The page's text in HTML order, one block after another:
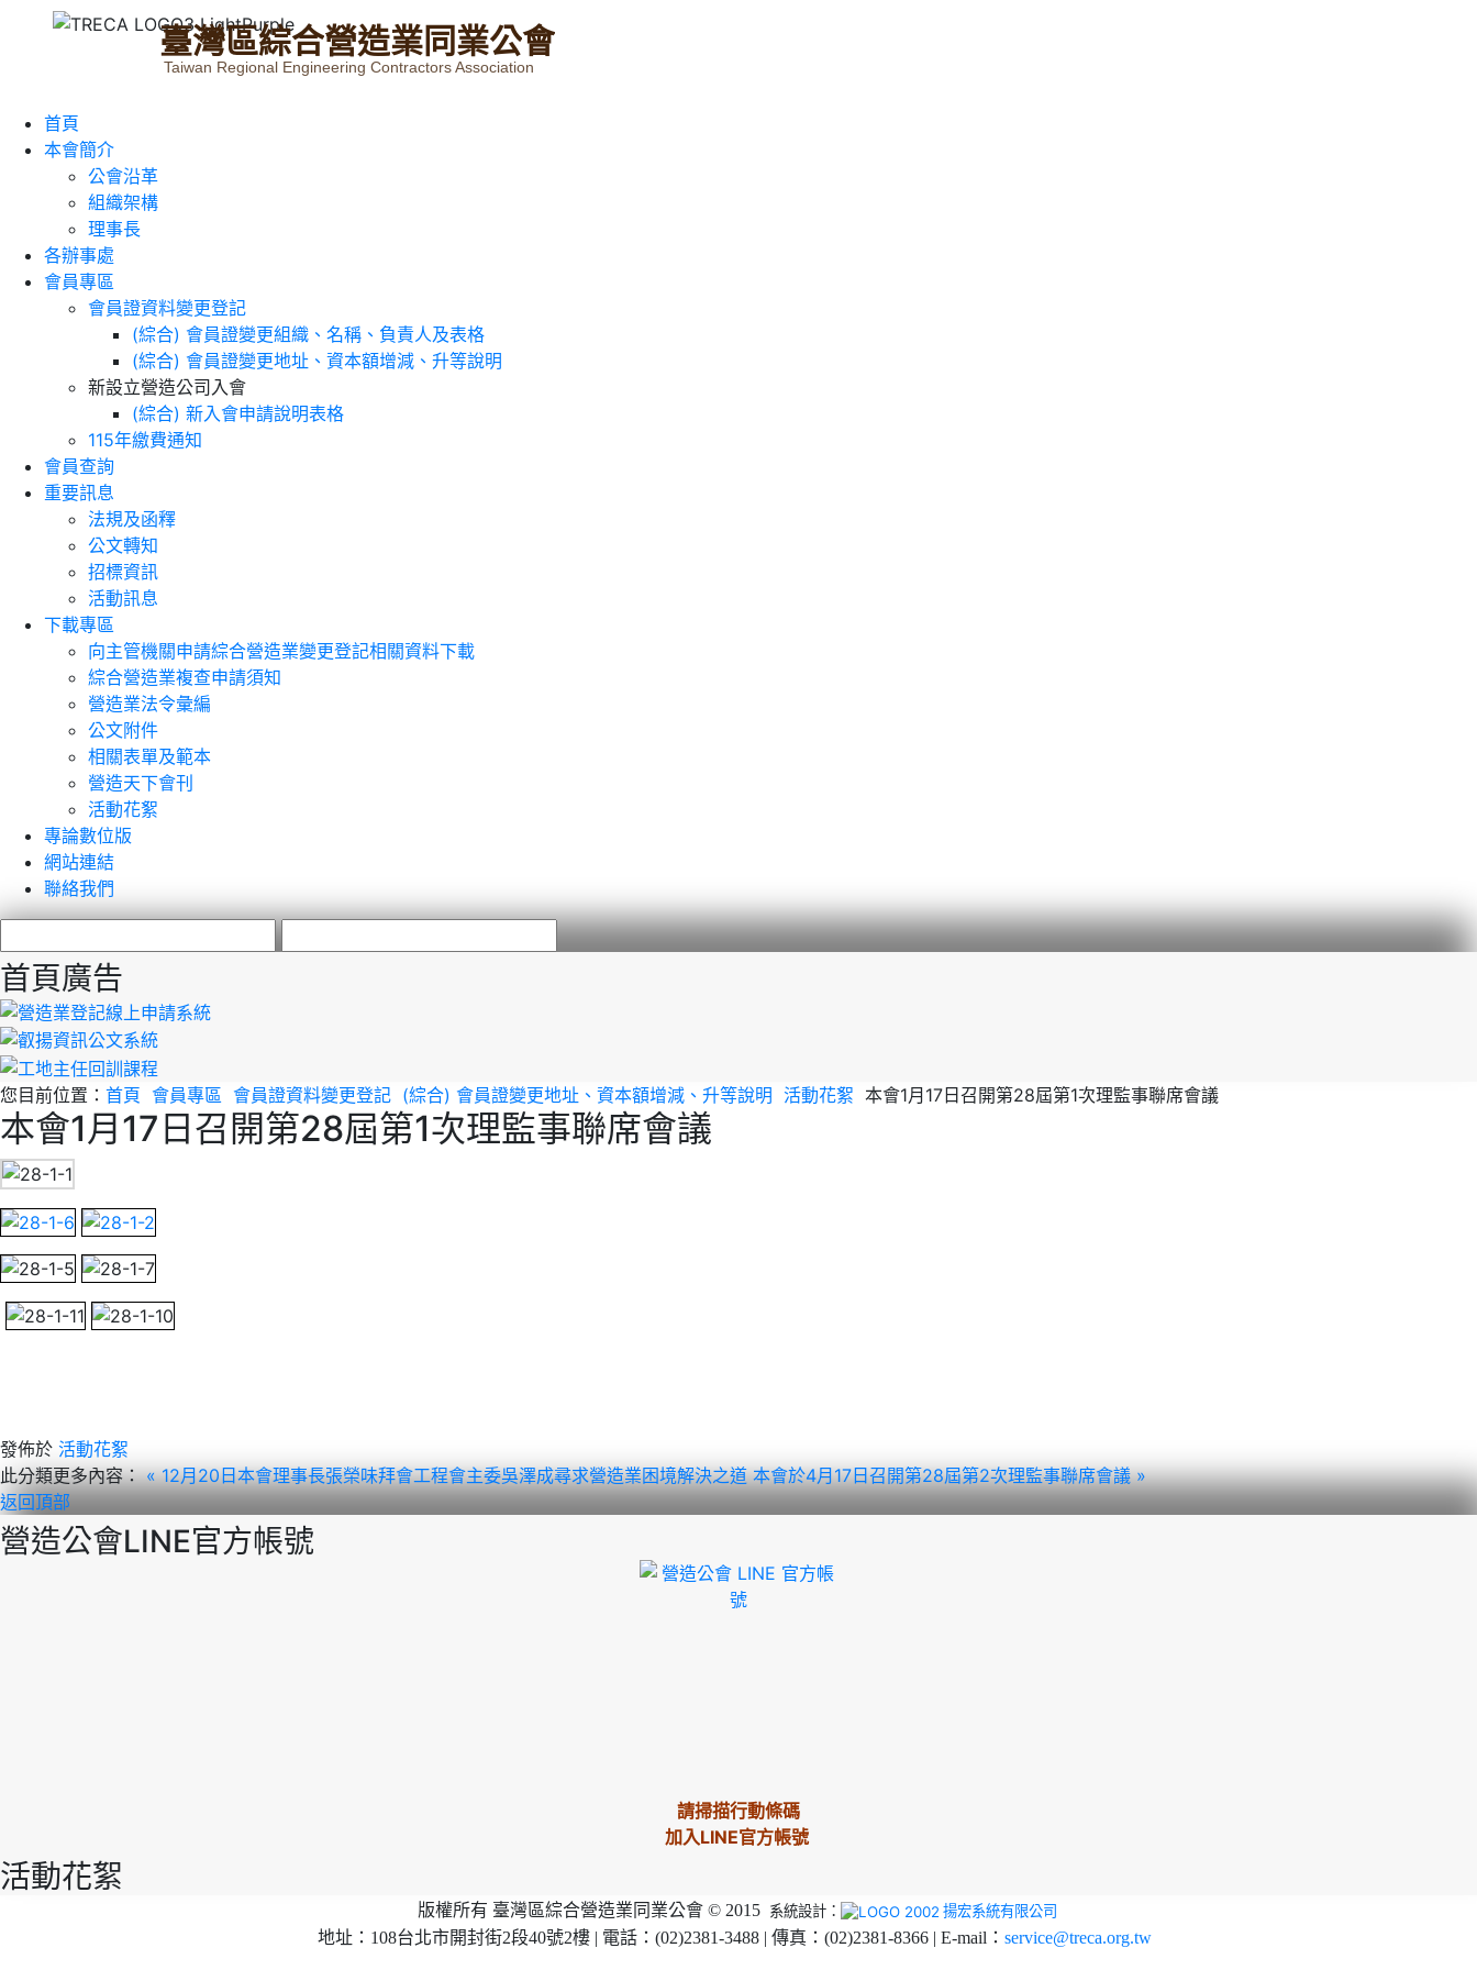
臺灣區綜合營造業同業公會
Taiwan Regional Engineering Contractors Association
首頁
本會簡介
公會沿革
組織架構
理事長
各辦事處
會員專區
會員證資料變更登記
(綜合) 會員證變更組織、名稱、負責人及表格
(綜合) 會員證變更地址、資本額增減、升等說明
新設立營造公司入會
(綜合) 新入會申請說明表格
115年繳費通知
會員查詢
重要訊息
法規及函釋
公文轉知
招標資訊
活動訊息
下載專區
向主管機關申請綜合營造業變更登記相關資料下載
綜合營造業複查申請須知
營造業法令彙編
公文附件
相關表單及範本
營造天下會刊
活動花絮
專論數位版
網站連結
聯絡我們
首頁廣告
您目前位置： 首頁 會員專區 會員證資料變更登記 (綜合) 會員證變更地址、資本額增減、升等說明 活動花絮 本會1月17日召開第28屆第1次理監事聯席會議
本會1月17日召開第28屆第1次理監事聯席會議
發佈於 活動花絮
此分類更多內容： « 12月20日本會理事長張榮味拜會工程會主委吳澤成尋求營造業困境解決之道本會於4月17日召開第28屆第2次理監事聯席會議 »
返回頂部
營造公會LINE官方帳號
請掃描行動條碼
加入LINE官方帳號
活動花絮
版權所有 臺灣區綜合營造業同業公會 © 2015 系統設計： 揚宏系統有限公司
地址：108台北市開封街2段40號2樓 | 電話：(02)2381-3488 | 傳真：(02)2381-8366 | E-mail： service@treca.org.tw